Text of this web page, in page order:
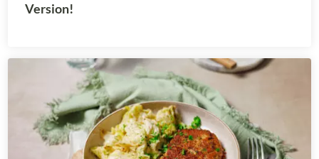
Version!